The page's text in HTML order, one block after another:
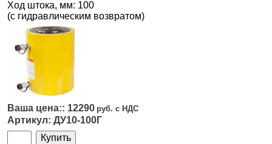
Ход штока, мм: 100
(с гидравлическим возвратом)
12290
ДУ10-100Г